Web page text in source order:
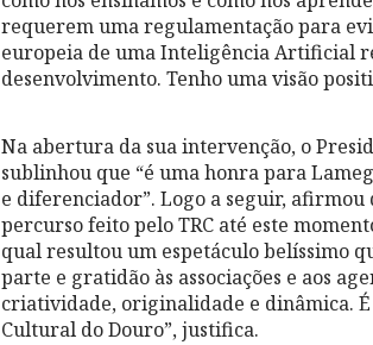
requerem uma regulamentação para
europeia de uma Inteligência Artificial
desenvolvimento. Tenho uma visão
Na abertura da sua intervenção, o
sublinhou que “é uma honra para
e diferenciador”. Logo a seguir,
percurso feito pelo TRC até este
qual resultou um espetáculo belíssimo
parte e gratidão às associações e aos
criatividade, originalidade e dinâmica.
Cultural do Douro”, justifica.